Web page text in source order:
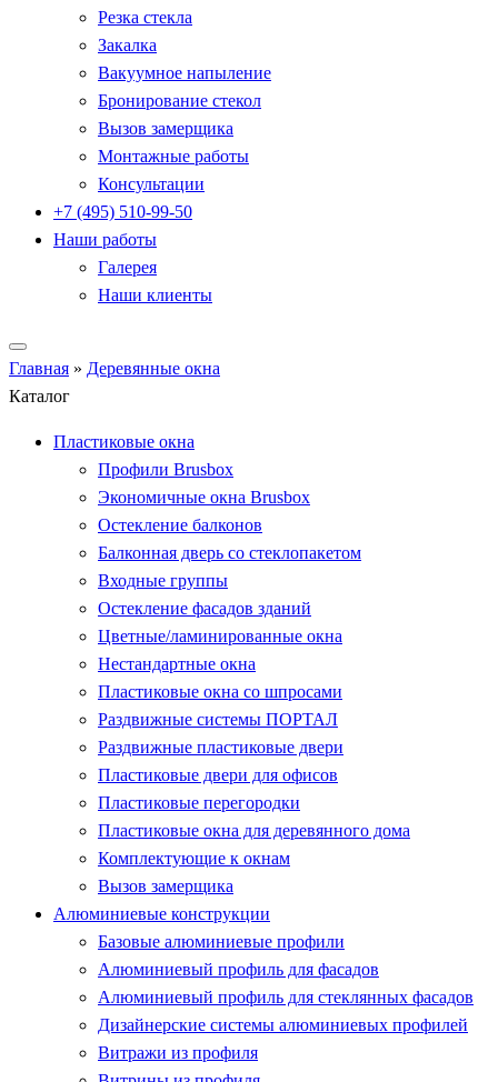
Резка стекла
Закалка
Вакуумное напыление
Бронирование стекол
Вызов замерщика
Монтажные работы
Консультации
+7 (495) 510-99-50
Наши работы
Галерея
Наши клиенты
Главная » Деревянные окна
Каталог
Пластиковые окна
Профили Brusbox
Экономичные окна Brusbox
Остекление балконов
Балконная дверь со стеклопакетом
Входные группы
Остекление фасадов зданий
Цветные/ламинированные окна
Нестандартные окна
Пластиковые окна со шпросами
Раздвижные системы ПОРТАЛ
Раздвижные пластиковые двери
Пластиковые двери для офисов
Пластиковые перегородки
Пластиковые окна для деревянного дома
Комплектующие к окнам
Вызов замерщика
Алюминиевые конструкции
Базовые алюминиевые профили
Алюминиевый профиль для фасадов
Алюминиевый профиль для стеклянных фасадов
Дизайнерские системы алюминиевых профилей
Витражи из профиля